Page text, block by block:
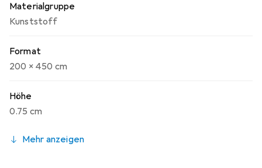
Materialgruppe
Kunststoff
Format
200 x 450 cm
Höhe
0.75 cm
Mehr anzeigen